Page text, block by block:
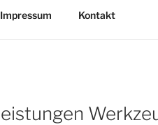
Impressum Kontakt